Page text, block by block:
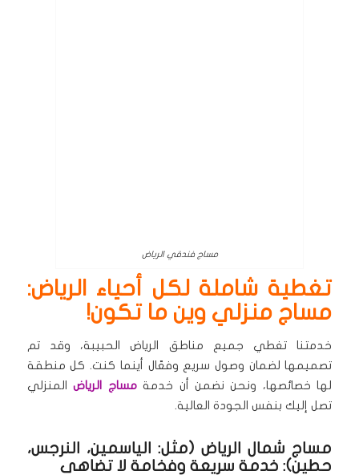
مساج فندقي الرياض
تغطية شاملة لكل أحياء الرياض:
مساج منزلي وين ما تكون!
خدمتنا تغطي جميع مناطق الرياض الحبيبة، وقد تم
تصميمها لضمان وصول سريع وفعّال أينما كنت. كل منطقة
لها خصائصها، ونحن نضمن أن خدمةمساج الرياضالمنزلي
تصل إليك بنفس الجودة العالية.
مساج شمال الرياض (مثل: الياسمين، النرجس،
حطين): خدمة سريعة وفخامة لا تضاهى